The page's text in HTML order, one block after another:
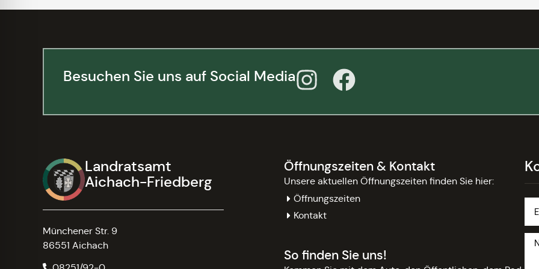
Besuchen Sie uns auf Social Media
Landratsamt
Aichach-Friedberg
Münchener Str. 9
86551 Aichach
Öffnungszeiten & Kontakt
Unsere aktuellen Öffnungszeiten finden Sie hier:
Öffnungszeiten
Kontakt
So finden Sie uns!